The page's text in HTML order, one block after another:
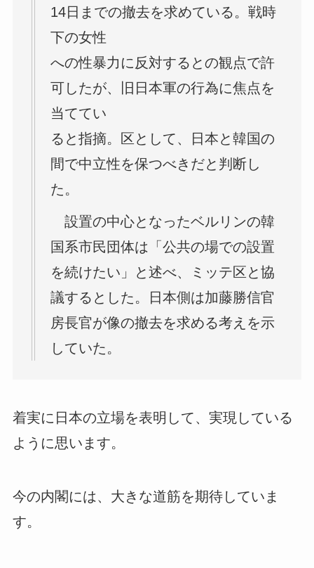
14日までの撤去を求めている。戦時
下の女性
への性暴力に反対するとの観点で許
可したが、旧日本軍の行為に焦点を
当ててい
ると指摘。区として、日本と韓国の
間で中立性を保つべきだと判断し
た。
設置の中心となったベルリンの韓
国系市民団体は「公共の場での設置
を続けたい」と述べ、ミッテ区と協
議するとした。日本側は加藤勝信官
房長官が像の撤去を求める考えを示
していた。
着実に日本の立場を表明して、実現している
ように思います。
今の内閣には、大きな道筋を期待していま
す。